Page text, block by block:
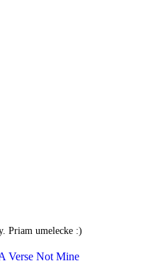
Priam umelecke :)
Verse Not Mine